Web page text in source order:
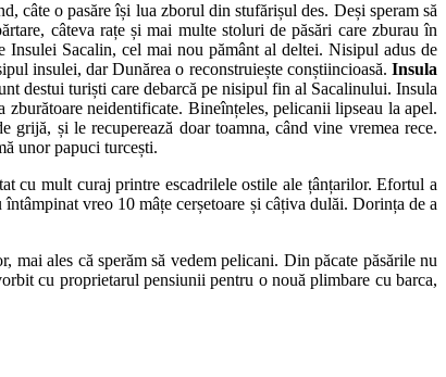
câte o pasăre își lua zborul din stufărișul des. Deși speram să
câteva rațe și mai multe stoluri de păsări care zburau în
Sacalin, cel mai nou pământ al deltei. Nisipul adus de
insulei, dar Dunărea o reconstruiește conștiincioasă. Insula
destui turiști care debarcă pe nisipul fin al Sacalinului. Insula
neidentificate. Bineînțeles, pelicanii lipseau la apel.
și le recuperează doar toamna, când vine vremea rece.
unor papuci turcești.
cu mult curaj printre escadrilele ostile ale țânțarilor. Efortul a
vreo 10 mâțe cerșetoare și câțiva dulăi. Dorința de a
mai ales că sperăm să vedem pelicani. Din păcate păsările nu
cu proprietarul pensiunii pentru o nouă plimbare cu barca,